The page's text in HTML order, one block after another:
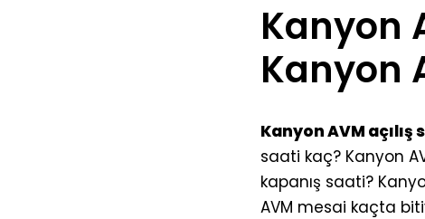
Kanyon
Kanyon
Kanyon AVM açılış
saati kaç? Kanyon
kapanış saati?
AVM mesai kaçta